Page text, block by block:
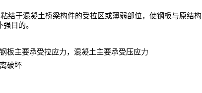
结于混凝土桥梁构件的受拉区或薄弱部位，使钢板与原结
目的。
板主要承受拉应力，混凝土主要承受压应力
破坏